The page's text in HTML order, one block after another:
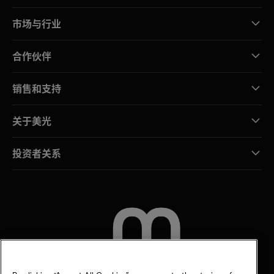
市场与行业
合作伙伴
销售和支持
关于美光
投资者关系